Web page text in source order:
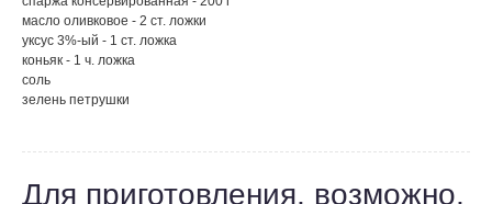
масло оливковое - 2 ст. ложки
уксус 3%-ый - 1 ст. ложка
коньяк - 1 ч. ложка
соль
зелень петрушки
Для приготовления, возможно,